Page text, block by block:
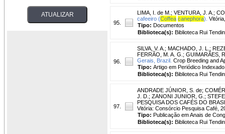
95.
LIMA, I. de M. ; VENTURA, J. A. ;
cafeeiro (Coffea canephora).
Tipo: Documentos
Biblioteca(s): Biblioteca Rui
96.
SILVA, V. A. ; MACHADO, J. L. ;
FERRÃO, M. A. G. ; GUIMARÃES,
Gerais, Brazil. Crop Breeding and
Tipo: Artigo em Periódico Indexado
Biblioteca(s): Biblioteca Rui
97.
ANDRADE JÚNIOR, S. de;
J. D. ; ZANONI JUNIOR, G. ;
PESQUISA DOS CAFÉS DO
Vitória: Consórcio Pesquisa Café,
Tipo: Publicação em Anais de
Biblioteca(s): Biblioteca Rui